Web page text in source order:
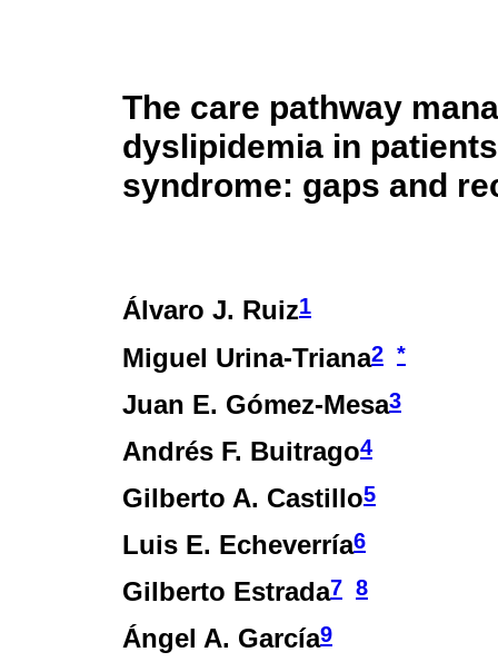
The care pathway
dyslipidemia in
syndrome: gaps and
Álvaro J. Ruiz1
Miguel Urina-Triana2 *
Juan E. Gómez-Mesa3
Andrés F. Buitrago4
Gilberto A. Castillo5
Luis E. Echeverría6
Gilberto Estrada7 8
Ángel A. García9